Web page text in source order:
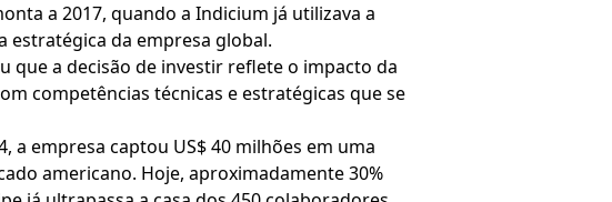
a 2017, quando a Indicium já utilizava a
estratégica da empresa global.
que a decisão de investir reflete o impacto da
competências técnicas e estratégicas que se
a empresa captou US$ 40 milhões em uma
americano. Hoje, aproximadamente 30%